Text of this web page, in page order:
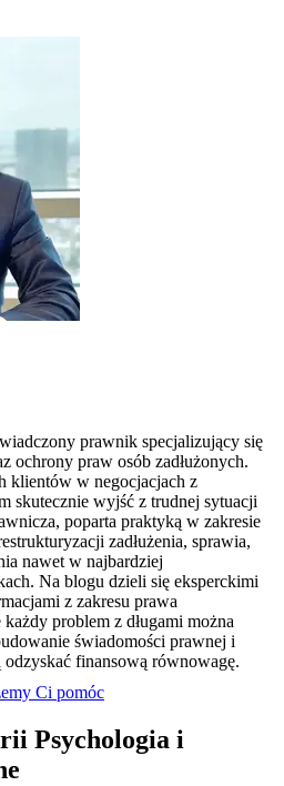
prawnik specjalizujący się
ochrony praw osób zadłużonych.
klientów w negocjacjach z
skutecznie wyjść z trudnej sytuacji
poparta praktyką w zakresie
zadłużenia, sprawia,
nawet w najbardziej
Na blogu dzieli się eksperckimi
z zakresu prawa
problem z długami można
świadomości prawnej i
finansową równowagę.
Ci pomóc
Psychologia i